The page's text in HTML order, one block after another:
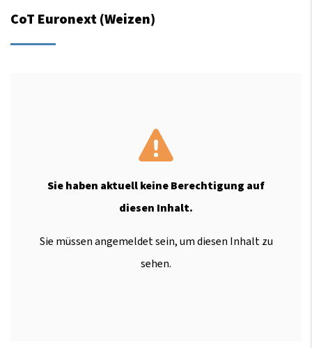
CoT Euronext (Weizen)
Sie haben aktuell keine Berechtigung auf
diesen Inhalt.
Sie müssen angemeldet sein, um diesen Inhalt zu
sehen.